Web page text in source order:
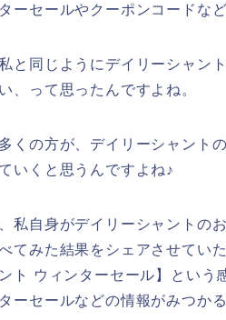
ーセールやクーポンコードな
と同じようにデイリーシャン
、って思ったんですよね。
くの方が、デイリーシャント
いくと思うんですよね♪
私自身がデイリーシャントの
てみた結果をシェアさせてい
ト ウィンターセール】という
ーセールなどの情報がみつか